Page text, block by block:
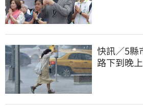
快訊／5
路下到晚上